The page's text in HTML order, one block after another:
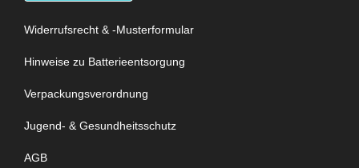
Widerrufsrecht & -Musterformular
Hinweise zu Batterieentsorgung
Verpackungsverordnung
Jugend- & Gesundheitsschutz
AGB